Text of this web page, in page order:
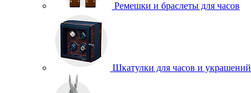
Ремешки и браслеты для часов
Шкатулки для часов и украшений